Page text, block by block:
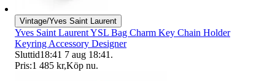
Vintage/Yves Saint Laurent
Yves Saint Laurent YSL Bag Charm Key Chain Holder
Keyring Accessory Designer
Sluttid18:41 7 aug 18:41 .
Pris:1 485 kr,Köp nu.